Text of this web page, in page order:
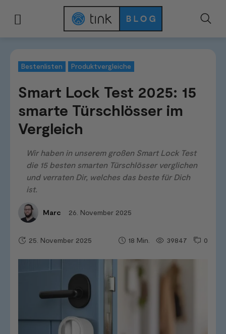
Bestenlisten Produktvergleiche
Smart Lock Test 2025: 15
smarte Türschlösser im
Vergleich
Wir haben in unserem großen Smart Lock Test
die 15 besten smarten Türschlösser verglichen
und verraten Dir, welches das beste für Dich
ist.
Marc 26. November 2025
0
39847
18 Min.
25. November 2025